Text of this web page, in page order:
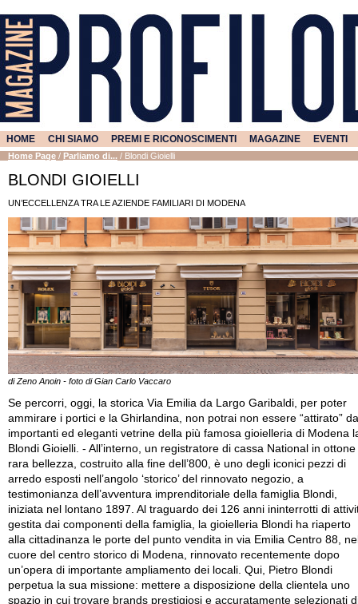
HOME CHI SIAMO PREMI E RICONOSCIMENTI MAGAZINE EVENTI
Home Page / Parliamo di... / Blondi Gioielli
BLONDI GIOIELLI
UN’ECCELLENZA TRA LE AZIENDE FAMILIARI DI MODENA
di Zeno Anoin - foto di Gian Carlo Vaccaro
Se percorri, oggi, la storica Via Emilia da Largo Garibaldi, per poter
ammirare i portici e la Ghirlandina, non potrai non essere “attirato”
importanti ed eleganti vetrine della più famosa gioielleria di Modena
Blondi Gioielli. - All’interno, un registratore di cassa National in ottone
rara bellezza, costruito alla fine dell’800, è uno degli iconici pezzi di
arredo esposti nell’angolo ‘storico’ del rinnovato negozio, a
testimonianza dell’avventura imprenditoriale della famiglia Blondi,
iniziata nel lontano 1897. Al traguardo dei 126 anni ininterrotti di
gestita dai componenti della famiglia, la gioielleria Blondi ha riaperto
alla cittadinanza le porte del punto vendita in via Emilia Centro 88,
cuore del centro storico di Modena, rinnovato recentemente dopo
un’opera di importante ampliamento dei locali. Qui, Pietro Blondi
perpetua la sua missione: mettere a disposizione della clientela uno
spazio in cui trovare brands prestigiosi e accuratamente selezionati